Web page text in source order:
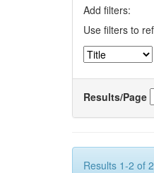
Add filters:
Use filters to
Results/Page
Results 1-2 of